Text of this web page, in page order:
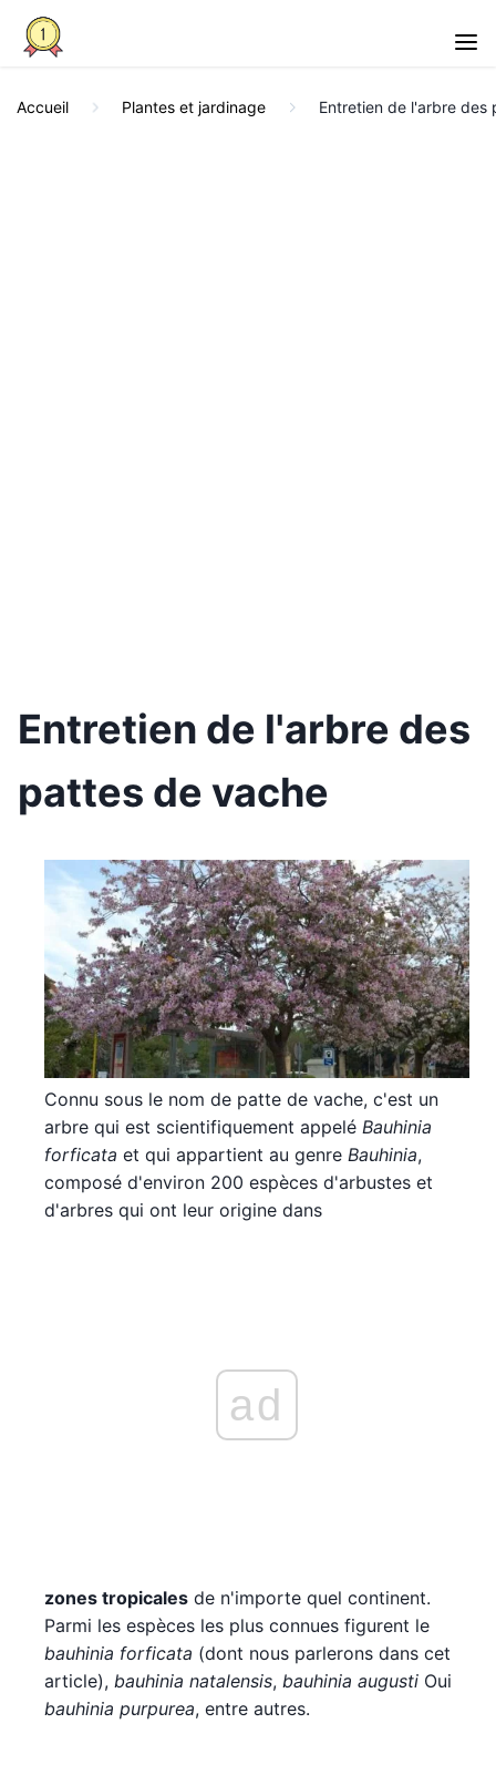
Accueil Plantes et jardinage Entretien de l'arbre des
Entretien de l'arbre des
pattes de vache
Connu sous le nom de patte de vache, c'est un
arbre qui est scientifiquement appelé Bauhinia
forficata et qui appartient au genre Bauhinia,
composé d'environ 200 espèces d'arbustes et
d'arbres qui ont leur origine dans
ad
zones tropicales de n'importe quel continent.
Parmi les espèces les plus connues figurent le
bauhinia forficata (dont nous parlerons dans cet
article), bauhinia natalensis, bauhinia augusti Oui
bauhinia purpurea, entre autres.